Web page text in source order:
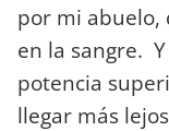
por mi abuelo,
en la sangre.
potencia
llegar más